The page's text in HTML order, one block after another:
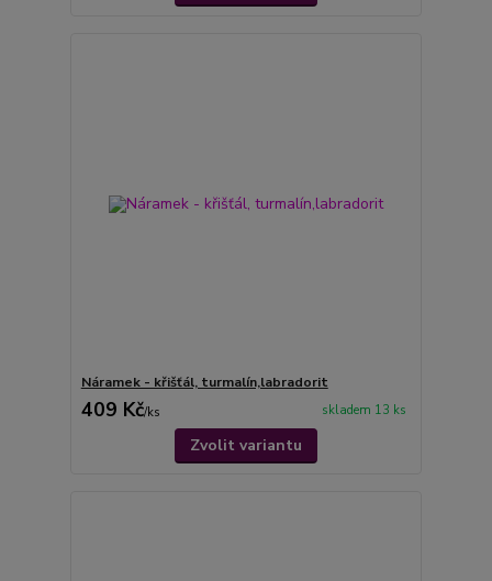
Náramek - křišťál, turmalín,labradorit
409 Kč/ks skladem 13 ks
Zvolit variantu